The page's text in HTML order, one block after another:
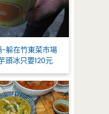
躲在竹東菜市場
頭冰只要120元